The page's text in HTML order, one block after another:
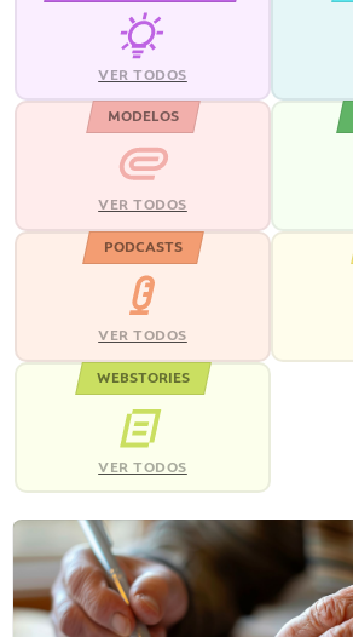
VER TODOS
MODELOS
VER TODOS
PODCASTS
VER TODOS
WEBSTORIES
VER TODOS